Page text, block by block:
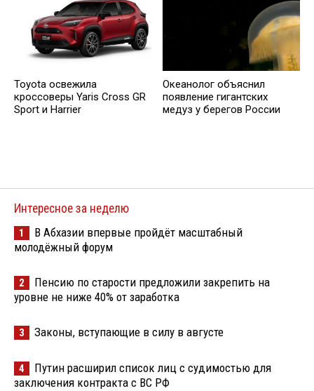
Toyota освежила
кроссоверы Yaris Cross GR
Sport и Harrier
Океанолог объяснил
появление гигантских
медуз у берегов России
Интересное за неделю
1
В Абхазии впервые пройдёт масштабный
молодёжный форум
2
Пенсию по старости предложили закрепить на
уровне не ниже 40% от заработка
3 Законы, вступающие в силу в августе
4
Путин расширил список лиц с судимостью для
заключения контракта с ВС РФ